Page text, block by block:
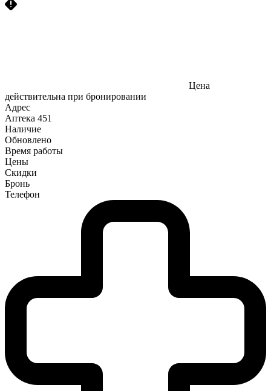
Цена
действительна при бронировании
Адрес
Аптека 451
Наличие
Обновлено
Время работы
Цены
Скидки
Бронь
Телефон